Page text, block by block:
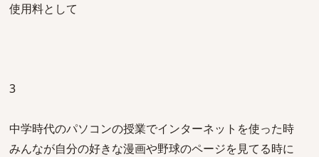
使用料として
3
中学時代のパソコンの授業でインターネットを使った時
みんなが自分の好きな漫画や野球のページを見てる時に